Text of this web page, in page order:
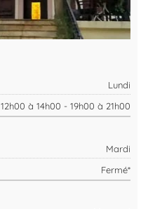
Lundi
12h00 à 14h00 - 19h00 à 21h00
Mardi
Fermé*